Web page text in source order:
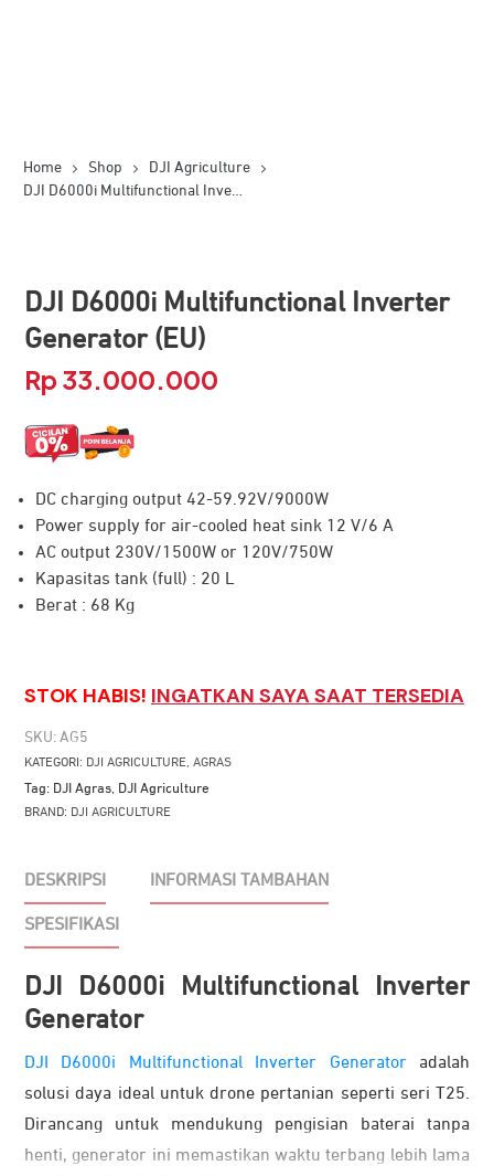
Home Shop
DJI Agriculture
DJI D6000i Multifunctional Inverter Generator (EU)
DJI D6000i Multifunctional Inverter
Generator (EU)
Rp 33.000.000
DC charging output 42-59.92V/9000W
Power supply for air-cooled heat sink 12 V/6 A
AC output 230V/1500W or 120V/750W
Kapasitas tank (full) : 20 L
Berat : 68 Kg
STOK HABIS! INGATKAN SAYA SAAT TERSEDIA
SKU: AG5
KATEGORI: DJI AGRICULTURE, AGRAS
Tag: DJI Agras DJI Agriculture
BRAND: DJI AGRICULTURE
DESKRIPSI INFORMASI TAMBAHAN
SPESIFIKASI
DJI D6000i Multifunctional Inverter
Generator
DJI D6000i Multifunctional Inverter Generatoradalah
solusi daya ideal untuk drone pertanian seperti seri T25.
Dirancang untuk mendukung pengisian baterai tanpa
henti, generator ini memastikan waktu terbang lebih lama